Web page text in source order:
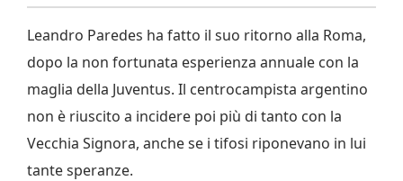
Leandro Paredes ha fatto il suo ritorno alla Roma,
dopo la non fortunata esperienza annuale con la
maglia della Juventus. Il centrocampista argentino
non è riuscito a incidere poi più di tanto con la
Vecchia Signora, anche se i tifosi riponevano in lui
tante speranze.